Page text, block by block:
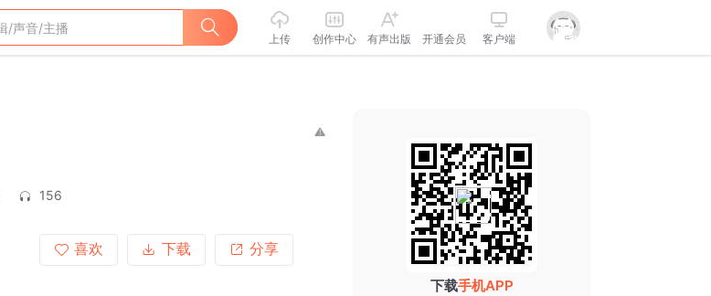
上传 创作中心 有声出版 开通会员 客户端
156
喜欢
下载 分享
下载手机APP